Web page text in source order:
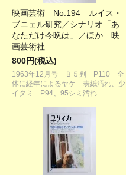
映画芸術 No.194 ルイス・
ブニェル研究／シナリオ「あ
なただけ今晩は」／ほか 映
画芸術社
800円(税込)
1963年12月号 Ｂ５判 P110 全
体に経年によるヤケ 表紙汚れ、少
イタミ P94、95シミ汚れ